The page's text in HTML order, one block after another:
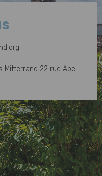
Mitterrand 22 rue Abel-